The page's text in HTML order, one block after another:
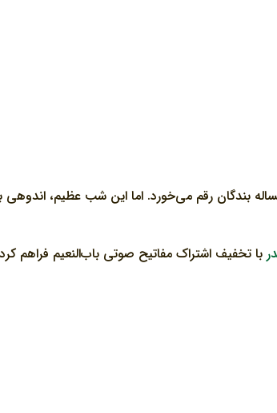
رقم می‌خورد. اما این شب عظیم، اندوهی
با تخفیف اشتراک مفاتیح صوتی باب‌النعیم فراهم